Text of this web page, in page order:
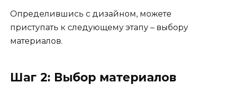
Определившись с дизайном, можете
приступать к следующему этапу – выбору
материалов.
Шаг 2: Выбор материалов